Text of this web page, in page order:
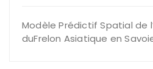
Modèle Prédictif Spatial de
duFrelon Asiatique en